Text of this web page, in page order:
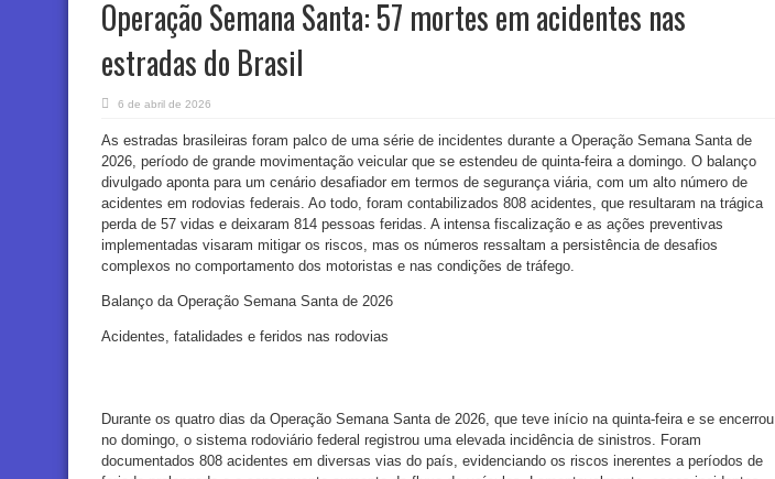
Operação Semana Santa: 57 mortes em acidentes nas
estradas do Brasil
6 de abril de 2026
As estradas brasileiras foram palco de uma série de incidentes durante a Operação Semana Santa de
2026, período de grande movimentação veicular que se estendeu de quinta-feira a domingo. O balanço
divulgado aponta para um cenário desafiador em termos de segurança viária, com um alto número de
acidentes em rodovias federais. Ao todo, foram contabilizados 808 acidentes, que resultaram na trágica
perda de 57 vidas e deixaram 814 pessoas feridas. A intensa fiscalização e as ações preventivas
implementadas visaram mitigar os riscos, mas os números ressaltam a persistência de desafios
complexos no comportamento dos motoristas e nas condições de tráfego.
Balanço da Operação Semana Santa de 2026
Acidentes, fatalidades e feridos nas rodovias
Durante os quatro dias da Operação Semana Santa de 2026, que teve início na quinta-feira e se encerrou
no domingo, o sistema rodoviário federal registrou uma elevada incidência de sinistros. Foram
documentados 808 acidentes em diversas vias do país, evidenciando os riscos inerentes a períodos de